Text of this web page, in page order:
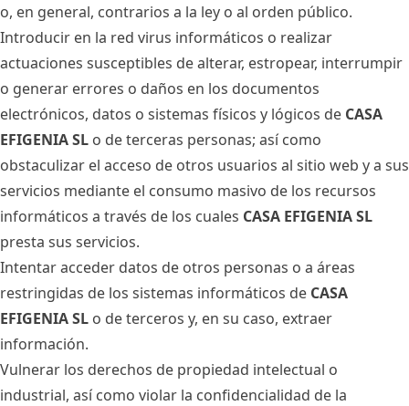
o, en general, contrarios a la ley o al orden público.
Introducir en la red virus informáticos o realizar
actuaciones susceptibles de alterar, estropear, interrumpir
o generar errores o daños en los documentos
electrónicos, datos o sistemas físicos y lógicos de CASA
EFIGENIA SL o de terceras personas; así como
obstaculizar el acceso de otros usuarios al sitio web y a sus
servicios mediante el consumo masivo de los recursos
informáticos a través de los cuales CASA EFIGENIA SL
presta sus servicios.
Intentar acceder datos de otros personas o a áreas
restringidas de los sistemas informáticos de CASA
EFIGENIA SL o de terceros y, en su caso, extraer
información.
Vulnerar los derechos de propiedad intelectual o
industrial, así como violar la confidencialidad de la